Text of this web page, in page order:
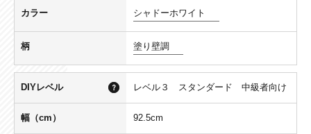
カラー シャドーホワイト
柄 塗り壁調
DIYレベル レベル３ スタンダード 中級者向け
幅（cm） 92.5cm